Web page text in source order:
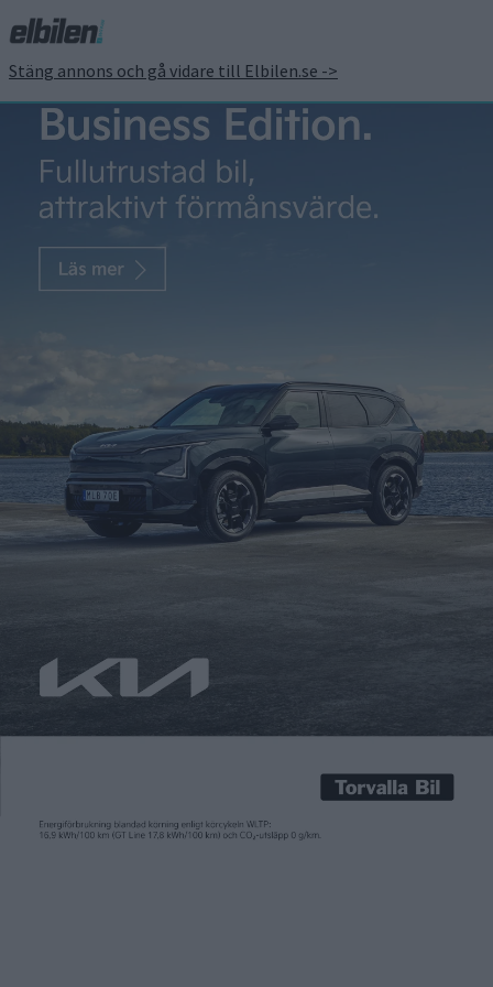
Stäng annons och gå vidare till Elbilen.se ->
Biltillverkare kritiska när
Storbritannien backar
om fossilbilsförbud
Carl Undéhn
som bekant lämnat unionen och påverkad alltså inte av det.
Men önationen hade redan tidigare beslutat om ett säljstopp
EU har spikat beslutet om att endast tillåta försäljning av
utsläppsfria nya bilar från 2035. Storbritannien har efter Brexit